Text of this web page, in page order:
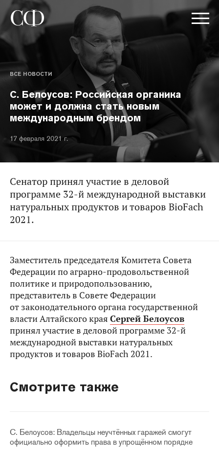
ВСЕ НОВОСТИ
С. Белоусов: Российская органика
может и должна стать новым
международным брендом
17 февраля 2021 г.
Сенатор принял участие в деловой
программе 32-й международной выставки
натуральных продуктов и товаров BioFach
2021.
Заместитель председателя Комитета Совета
Федерации по аграрно-продовольственной
политике и природопользованию,
представитель в Совете Федерации
от законодательного органа государственной
власти Алтайского края Сергей Белоусов
принял участие в деловой программе 32-й
международной выставки натуральных
продуктов и товаров BioFach 2021.
Смотрите также
С. Белоусов: Владельцы неучтённых гаражей смогут
официально оформить права в упрощённом порядке